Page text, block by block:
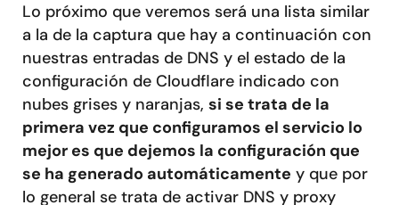
Lo próximo que veremos será una lista similar
a la de la captura que hay a continuación con
nuestras entradas de DNS y el estado de la
configuración de Cloudflare indicado con
nubes grises y naranjas, si se trata de la
primera vez que configuramos el servicio lo
mejor es que dejemos la configuración que
se ha generado automáticamente y que por
lo general se trata de activar DNS y proxy